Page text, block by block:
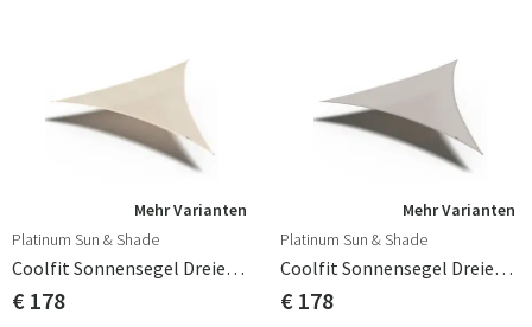
Mehr Varianten
Platinum Sun & Shade
Coolfit Sonnensegel Dreieckig 500x500cm Ecru White
€ 178
Mehr Varianten
Platinum Sun & Shade
Coolfit Sonnensegel Dreieckig 500x500cm Greige
€ 178